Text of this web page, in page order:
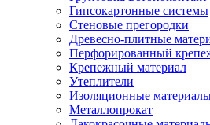
Гипсокартонные системы
Стеновые прегородки
Древесно-плитные
Перфорированный
Крепежный материал
Утеплители
Изоляционные
Металлопрокат